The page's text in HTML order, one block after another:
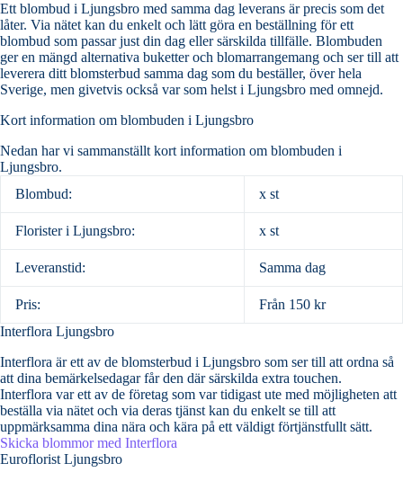
Ett blombud i Ljungsbro med samma dag leverans är precis som det
låter. Via nätet kan du enkelt och lätt göra en beställning för ett
blombud som passar just din dag eller särskilda tillfälle. Blombuden
ger en mängd alternativa buketter och blomarrangemang och ser till att
leverera ditt blomsterbud samma dag som du beställer, över hela
Sverige, men givetvis också var som helst i Ljungsbro med omnejd.
Kort information om blombuden i Ljungsbro
Nedan har vi sammanställt kort information om blombuden i
Ljungsbro.
Blombud:
x st
Florister i Ljungsbro: x st
Leveranstid: Samma dag
Pris:
Från 150 kr
Interflora Ljungsbro
Interflora är ett av de blomsterbud i Ljungsbro som ser till att ordna så
att dina bemärkelsedagar får den där särskilda extra touchen.
Interflora var ett av de företag som var tidigast ute med möjligheten att
beställa via nätet och via deras tjänst kan du enkelt se till att
uppmärksamma dina nära och kära på ett väldigt förtjänstfullt sätt.
Skicka blommor med Interflora
Euroflorist Ljungsbro